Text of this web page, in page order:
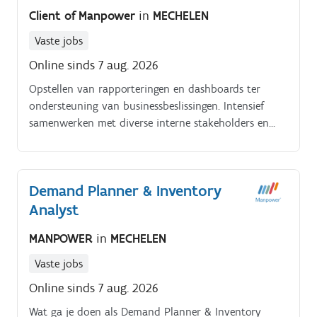
Client of Manpower in MECHELEN
Vaste jobs
Online sinds 7 aug. 2026
Opstellen van rapporteringen en dashboards ter
ondersteuning van businessbeslissingen. Intensief
samenwerken met diverse interne stakeholders en
Demand Planner & Inventory
Analyst
MANPOWER in MECHELEN
Vaste jobs
Online sinds 7 aug. 2026
Wat ga je doen als Demand Planner & Inventory